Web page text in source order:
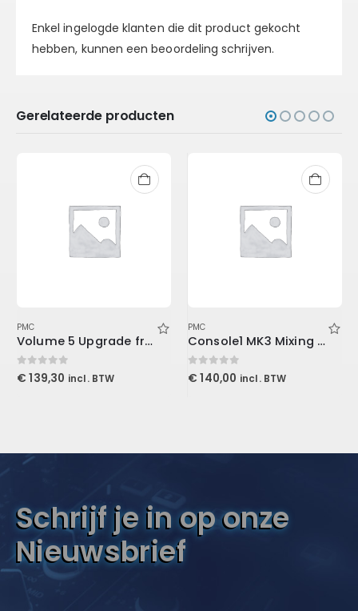
Enkel ingelogde klanten die dit product gekocht
hebben, kunnen een beoordeling schrijven.
Gerelateerde producten
PMC
Volume 5 Upgrade from Volume 3 (Download)
0out of 5
€ 139,30 incl. BTW
PMC
Console1 MK3 Mixing System Stand
0out of 5
€ 140,00 incl. BTW
Schrijf je in op onze
Nieuwsbrief